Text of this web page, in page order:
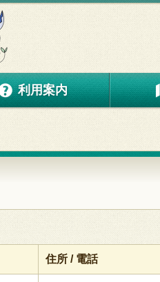
利用案内
住所 / 電話